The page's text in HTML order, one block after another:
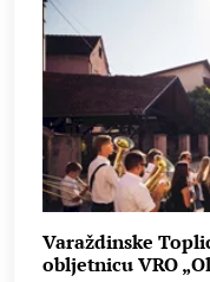
Varaždinske
obljetnicu VRO